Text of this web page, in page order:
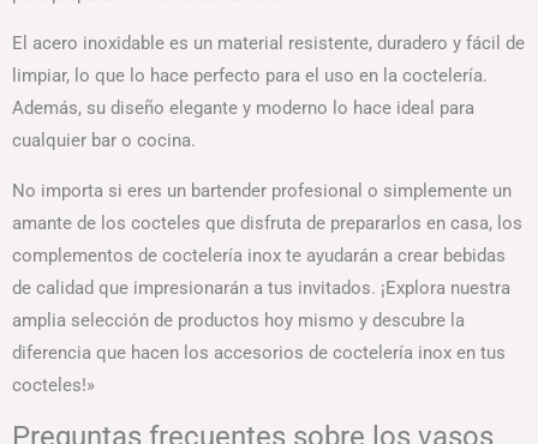
El acero inoxidable es un material resistente, duradero y fácil de
limpiar, lo que lo hace perfecto para el uso en la coctelería.
Además, su diseño elegante y moderno lo hace ideal para
cualquier bar o cocina.
No importa si eres un bartender profesional o simplemente un
amante de los cocteles que disfruta de prepararlos en casa, los
complementos de coctelería inox te ayudarán a crear bebidas
de calidad que impresionarán a tus invitados. ¡Explora nuestra
amplia selección de productos hoy mismo y descubre la
diferencia que hacen los accesorios de coctelería inox en tus
cocteles!»